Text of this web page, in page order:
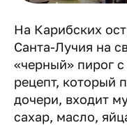
На Карибских
Санта-Лучия на
«черный» пирог
рецепт, который
дочери, входит
сахар, масло,